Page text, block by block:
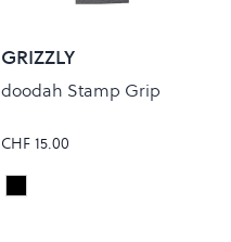
GRIZZLY
doodah Stamp Grip
CHF 15.00
Colour
Black